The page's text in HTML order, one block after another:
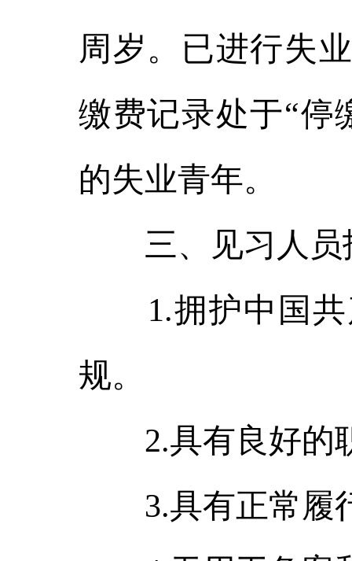
周岁。已进行失
缴费记录处于“停
的失业青年。
三、见习人员
1.拥护中国共
规。
2.具有良好的
3.具有正常履